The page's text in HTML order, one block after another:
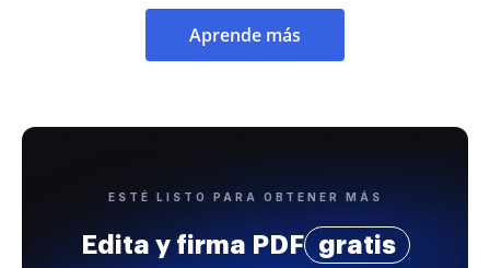
Aprende más
ESTÉ LISTO PARA OBTENER MÁS
Edita y firma PDF gratis